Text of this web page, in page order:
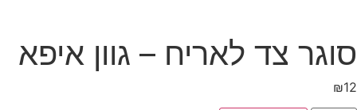
סוגר צד לאריח – גוון איפא
₪12